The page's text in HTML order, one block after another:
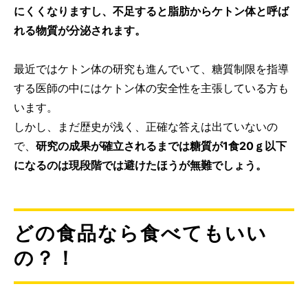
にくくなりますし、不足すると脂肪からケトン体と呼ば
れる物質が分泌されます。
最近ではケトン体の研究も進んでいて、糖質制限を指導
する医師の中にはケトン体の安全性を主張している方も
います。
しかし、まだ歴史が浅く、正確な答えは出ていないの
で、 研究の成果が確立されるまでは糖質が1食20ｇ以下
になるのは現段階では避けたほうが無難でしょう。
どの食品なら食べてもいい
の？！